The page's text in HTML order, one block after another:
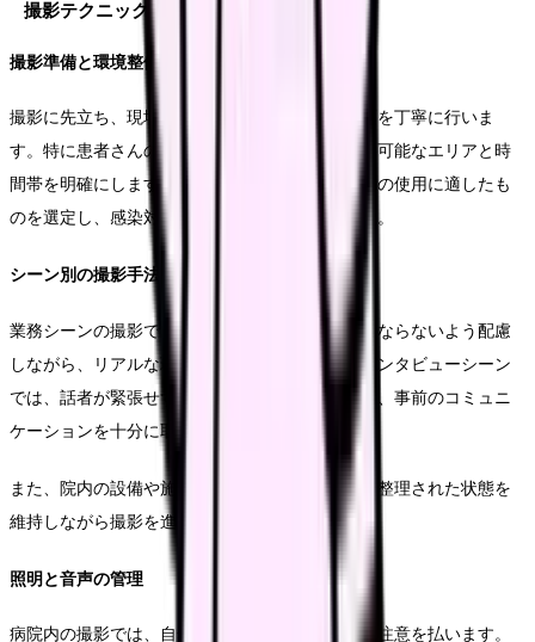
撮影テクニックとノウハウ
撮影準備と環境整備
撮影に先立ち、現場スタッフへの説明と協力依頼を丁寧に行いま
す。特に患者さんのプライバシーに配慮し、撮影可能なエリアと時
間帯を明確にします。また、撮影機材は病院内での使用に適したも
のを選定し、感染対策にも十分な注意を払います。
シーン別の撮影手法
業務シーンの撮影では、実際の看護業務の邪魔にならないよう配慮
しながら、リアルな現場の雰囲気を捉えます。インタビューシーン
では、話者が緊張せずに自然な表情で話せるよう、事前のコミュニ
ケーションを十分に取ります。
また、院内の設備や施設を紹介する際は、清潔で整理された状態を
維持しながら撮影を進めます。
照明と音声の管理
病院内の撮影では、自然光と人工光のバランスに注意を払います。